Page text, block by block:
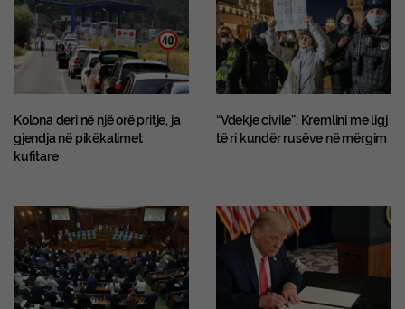
Kolona deri në një orë pritje, ja
gjendja në pikëkalimet
kufitare
“Vdekje civile”: Kremlini me ligj
të ri kundër rusëve në mërgim